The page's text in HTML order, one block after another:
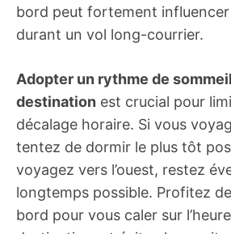
bord peut fortement
durant un vol long-courrier.
Adopter un rythme de
destination est crucial pour
décalage horaire. Si vous
tentez de dormir le plus tôt
voyagez vers l’ouest, restez
longtemps possible. Profitez
bord pour vous caler sur